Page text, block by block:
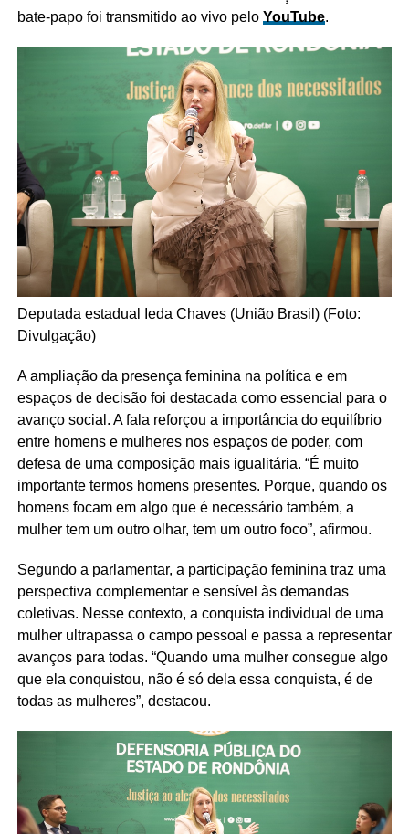
bate-papo foi transmitido ao vivo pelo YouTube.
Deputada estadual Ieda Chaves (União Brasil) (Foto:
Divulgação)
A ampliação da presença feminina na política e em
espaços de decisão foi destacada como essencial para o
avanço social. A fala reforçou a importância do equilíbrio
entre homens e mulheres nos espaços de poder, com
defesa de uma composição mais igualitária. “É muito
importante termos homens presentes. Porque, quando os
homens focam em algo que é necessário também, a
mulher tem um outro olhar, tem um outro foco”, afirmou.
Segundo a parlamentar, a participação feminina traz uma
perspectiva complementar e sensível às demandas
coletivas. Nesse contexto, a conquista individual de uma
mulher ultrapassa o campo pessoal e passa a representar
avanços para todas. “Quando uma mulher consegue algo
que ela conquistou, não é só dela essa conquista, é de
todas as mulheres”, destacou.